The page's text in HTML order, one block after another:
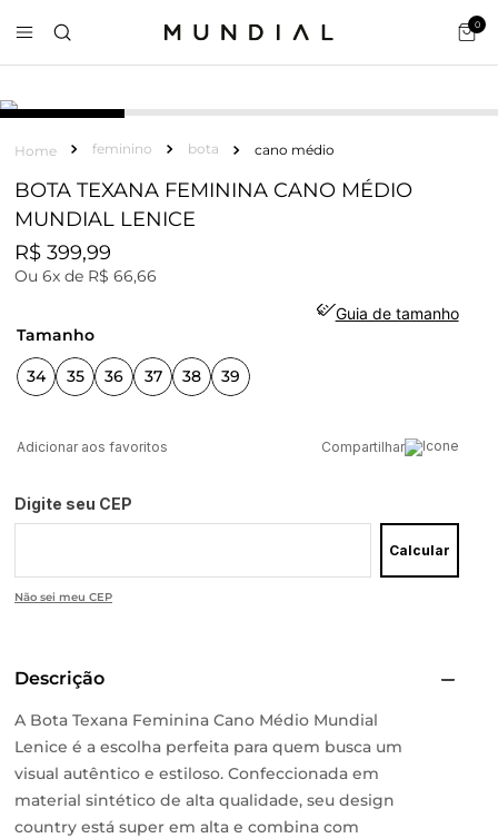
0
feminino bota cano médio
BOTA TEXANA FEMININA CANO MÉDIO
MUNDIAL LENICE
R$ 399,99
Ou 6x de R$ 66,66
Guia de tamanho
tamanho
34 35 36 37 38 39
Compartilhar
Digite seu CEP
Calcular
Não sei meu CEP
Descrição
A Bota Texana Feminina Cano Médio Mundial
Lenice é a escolha perfeita para quem busca um
visual autêntico e estiloso. Confeccionada em
material sintético de alta qualidade, seu design
country está super em alta e combina com